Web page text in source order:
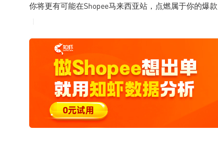
你将更有可能在Shopee马来西亚站，点燃属于你的爆